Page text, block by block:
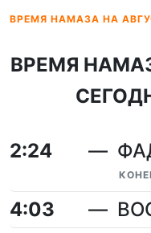
ВРЕМЯ НАМАЗА НА
ВРЕМЯ
2:24
4:03